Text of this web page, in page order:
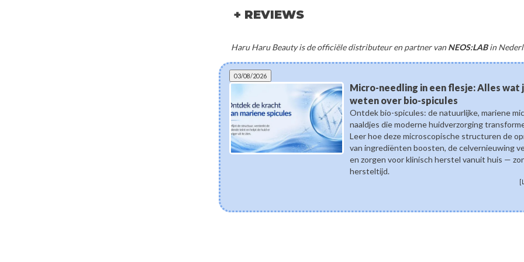
+ REVIEWS
Haru Haru Beauty is de officiële distributeur en partner vanNEOS:LABin
[Lees meer]
03/08/2026
Micro-needling in een flesje: Alles wat
weten over bio-spicules
Ontdek bio-spicules: de natuurlijke, mariene
naaldjes die moderne huidverzorging
Leer hoe deze microscopische structuren de
van ingrediënten boosten, de celvernieuwing
en zorgen voor klinisch herstel vanuit huis —
hersteltijd.